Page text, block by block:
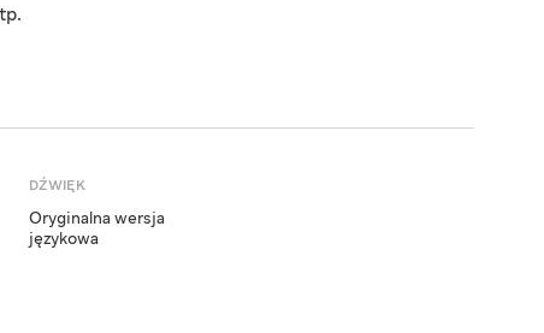
DŹWIĘK
Oryginalna wersja
językowa